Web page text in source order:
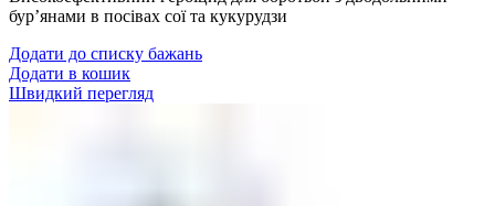
бур’янами в посівах сої та кукурудзи
Додати до списку бажань
Додати в кошик
Швидкий перегляд